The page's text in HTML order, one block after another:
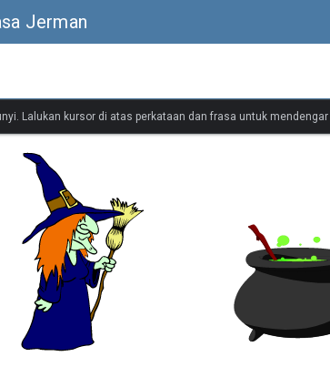
Jerman
Lalukan kursor di atas perkataan dan frasa untuk